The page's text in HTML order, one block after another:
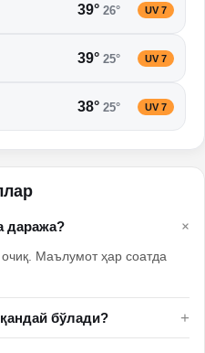
39° 26° UV 7
39° 25° UV 7
38° 25° UV 7
даража? +
Маълумот ҳар соатда
бўлади? +